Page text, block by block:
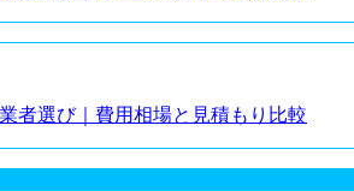
者選び｜費用相場と見積もり比較